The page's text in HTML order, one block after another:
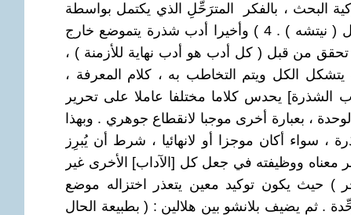
بحركية البحث ، بالفكر المترَحِّلِ الذي يكتمل بواسطة
توكيدات منفصلة وموجبا للانفصال ( نيتشه ) . 4 ) وأخيرا أدب شذرة يتموضع خارج
تحقق من قبل ( كل أدب هو أدب نهاية للأزمنة ) ،
الكل ويتم التخاطب به ، كلام المعرفة ،
الشذرة] يحدس كلاما مختلفا عاملا على تحرير
، بعبارة أخرى موجبا لانقطاع جوهري . وبهذا
، سواء أكان موجزا أو لانهائيا ، شرط أن يُبرِز
ووظيفته في جعل كل [الآداب] الأخرى غير
) حيث يكون توكيد معين يتعذر اختزاله موضع
ثم يضيف بلانشو بين هلالين : ( بطبيعة الحال